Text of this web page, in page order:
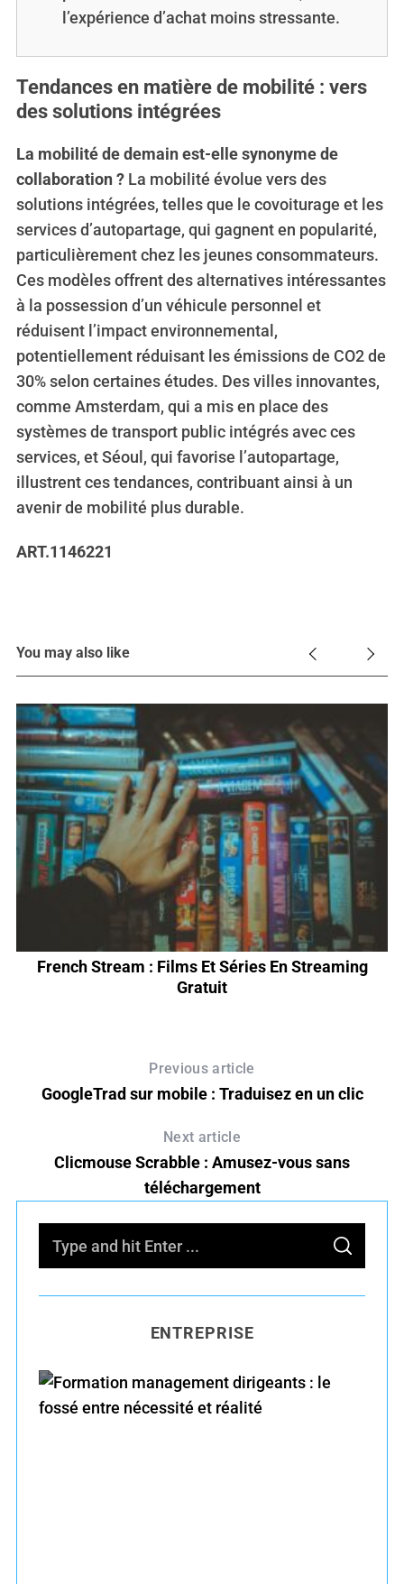
l’expérience d’achat moins stressante.
Tendances en matière de mobilité : vers
des solutions intégrées
La mobilité de demain est-elle synonyme de
collaboration ?La mobilité évolue vers des
solutions intégrées, telles que le covoiturage et les
services d’autopartage, qui gagnent en popularité,
particulièrement chez les jeunes consommateurs.
Ces modèles offrent des alternatives intéressantes
à la possession d’un véhicule personnel et
réduisent l’impact environnemental,
potentiellement réduisant les émissions de CO2 de
30% selon certaines études. Des villes innovantes,
comme Amsterdam, qui a mis en place des
systèmes de transport public intégrés avec ces
services, et Séoul, qui favorise l’autopartage,
illustrent ces tendances, contribuant ainsi à un
avenir de mobilité plus durable.
ART.1146221
You may also like
French Stream : Films Et Séries En Streaming
Gratuit
Previous article
GoogleTrad sur mobile : Traduisez en un clic
Next article
Clicmouse Scrabble : Amusez-vous sans
téléchargement
f
o
S
A
C
ENTREPRISE